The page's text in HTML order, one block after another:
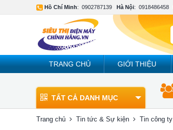
Hồ Chí Minh: 0902787139 Hà Nội: 0918486458
TRANG CHỦ GIỚI THIỆU
TẤT CẢ DANH MỤC
Trang chủ Tin tức & Sự kiện Tin công ty